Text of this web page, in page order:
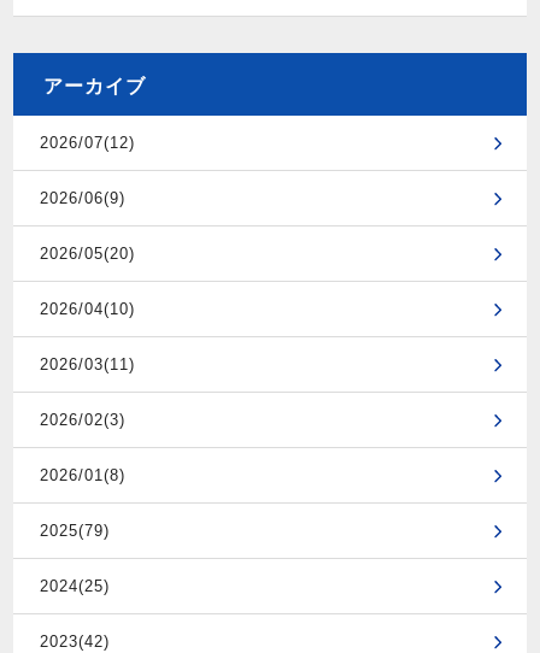
アーカイブ
2026/07(12)
2026/06(9)
2026/05(20)
2026/04(10)
2026/03(11)
2026/02(3)
2026/01(8)
2025(79)
2024(25)
2023(42)